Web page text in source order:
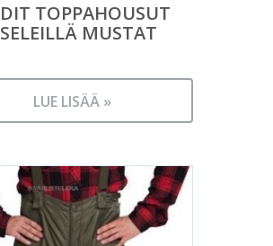
TOPPAHOUSUT
MUSTAT
LUE LISÄÄ »